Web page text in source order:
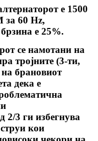
е 1500
за 60 Hz,
е 25%.
се намотани на
тројните (3-ти,
брановиот
дека е
2/3 ги избегнува
кои